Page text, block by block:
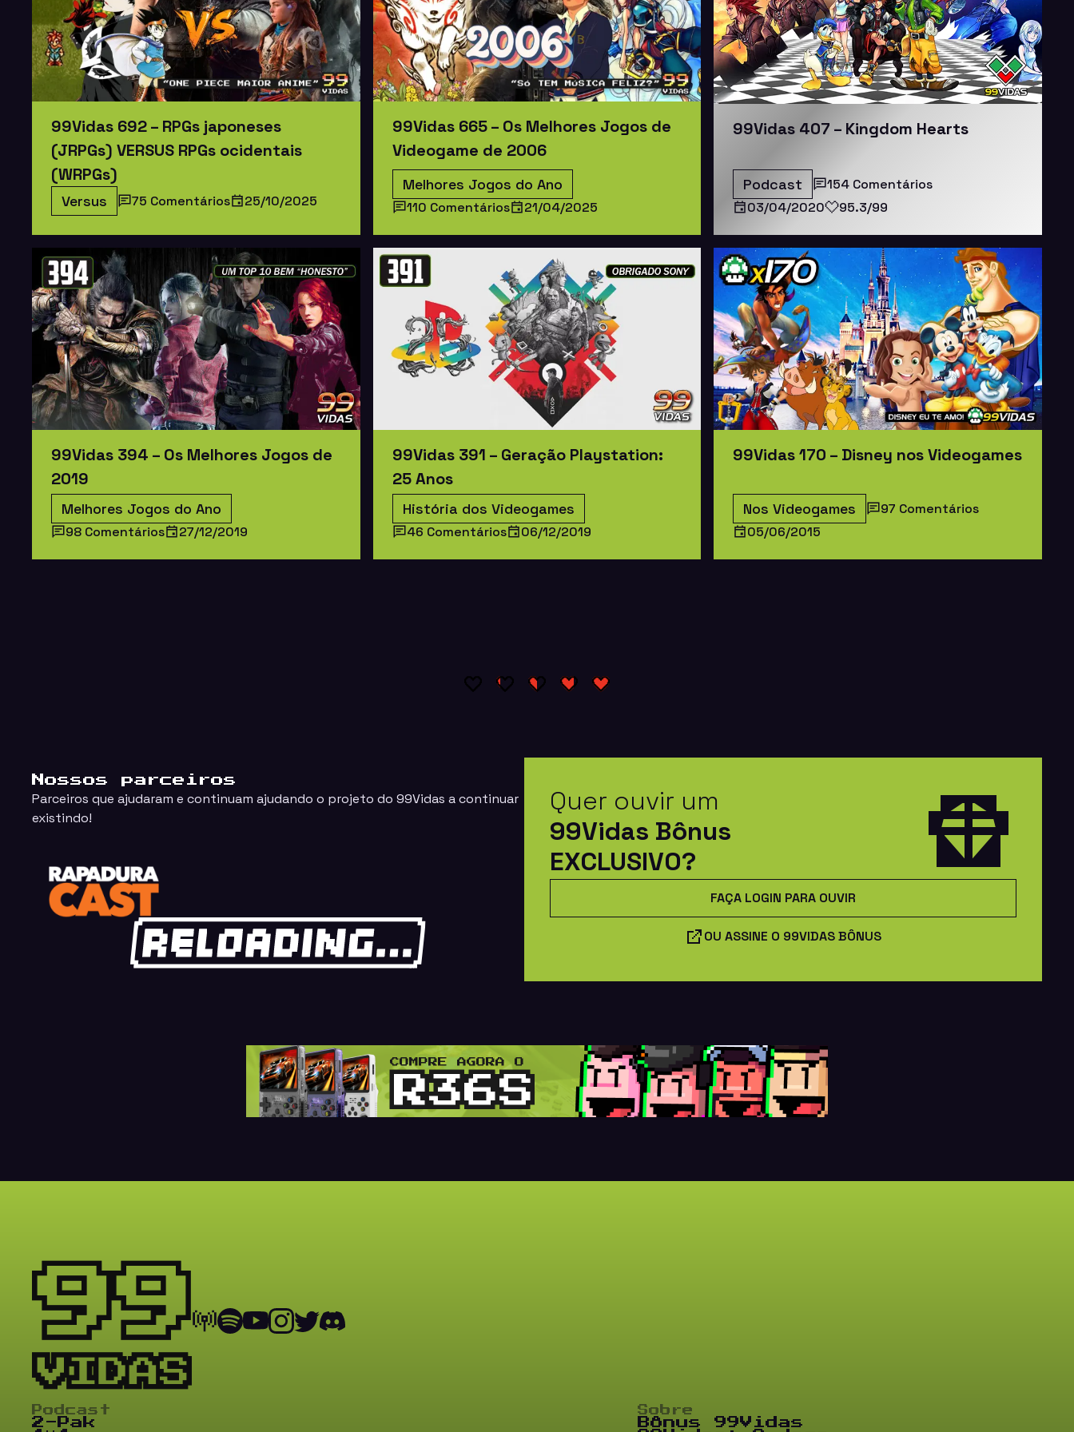
99Vidas 692 – RPGs japoneses
(JRPGs) VERSUS RPGs ocidentais
(WRPGs)
Versus 75 Comentários 25/10/2025
99Vidas 665 – Os Melhores Jogos de
Videogame de 2006
Melhores Jogos do Ano
110 Comentários 21/04/2025
99Vidas 407 – Kingdom Hearts
Podcast
154 Comentários
03/04/2020
95.3/99
99Vidas 394 – Os Melhores Jogos de
2019
Melhores Jogos do Ano
98 Comentários 27/12/2019
99Vidas 391 – Geração Playstation:
25 Anos
História dos Videogames
46 Comentários 06/12/2019
99Vidas 170 – Disney nos Videogames
Nos Videogames
97 Comentários
05/06/2015
Quer ouvir um
99Vidas Bônus
EXCLUSIVO?
FAÇA LOGIN PARA OUVIR
OU ASSINE O 99VIDAS BÔNUS
Nossos parceiros
Parceiros que ajudaram e continuam ajudando o projeto do 99Vidas a continuar
existindo!
Podcast
2-Pak
Sobre
Bônus 99Vidas